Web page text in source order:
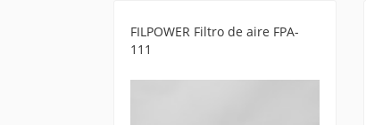
FILPOWER Filtro de aire FPA-
111